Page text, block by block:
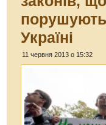
Україні
11 червня 2013 о 15:32